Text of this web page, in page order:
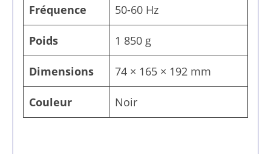
Fréquence 50-60 Hz
Poids 1 850 g
Dimensions 74 × 165 × 192 mm
Couleur Noir